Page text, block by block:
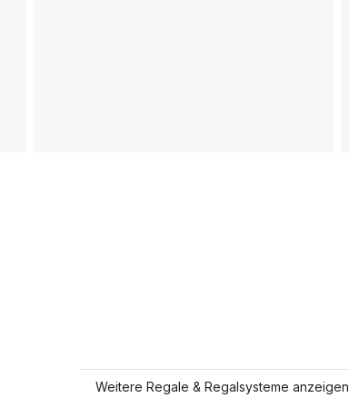
Weitere Regale & Regalsysteme anzeigen